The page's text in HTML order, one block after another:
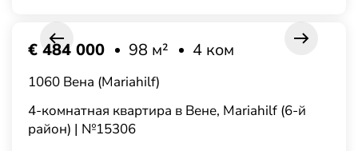
4-комнатная квартира в Вене, Mariahilf (6-й
район) | №15306
€ 484 000 98 м² 4 ком
1060 Вена (Mariahilf)